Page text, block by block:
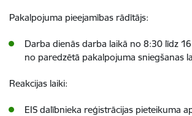
Pakalpojuma pieejamības rādītājs:
Darba dienās darba laikā no 8:30 līdz
no paredzētā pakalpojuma sniegšanas
Reakcijas laiki:
EIS dalībnieka reģistrācijas pieteikuma